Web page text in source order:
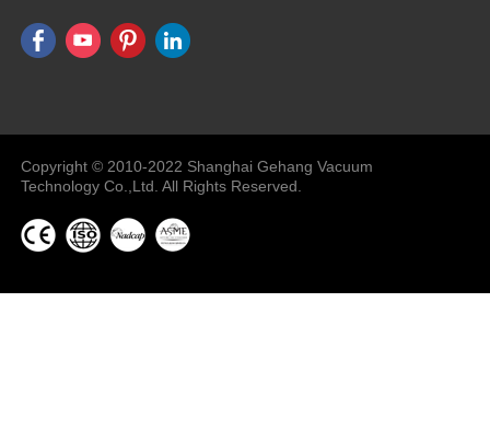
Machine
Copyright © 2010-2022 Shanghai Gehang Vacuum
Technology Co.,Ltd. All Rights Reserved.